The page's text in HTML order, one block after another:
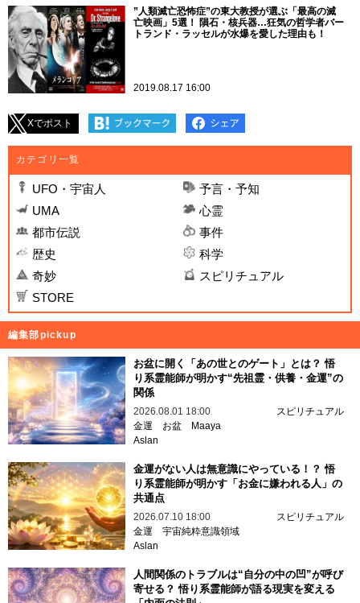
”人類滅亡恐怖症”の東大教授が選ぶ「最高の滅
亡映画」5選！ 隕石・核兵器…狂気の哲学者バー
トランド・ラッセルが水爆を愛した理由も！
2019.08.17 16:00
Xでポスト
カテゴリ一覧
UFO・宇宙人
予言・予知
UMA
心霊
都市伝説
事件
歴史
科学
奇妙
スピリチュアル
STORE
編集部pickup
お盆に開く「あの世とのゲート」とは？ 悟
り系霊能師が明かす“先祖霊・供養・金運”の
関係
2026.08.01 18:00
スピリチュアル
金運
お盆
Maaya
Aslan
金運がない人は無意識にやっている！？ 悟
り系霊能師が明かす「お金に嫌われる人」の
共通点
2026.07.10 18:00
スピリチュアル
金運 宇宙純粋意識領域
Aslan
人間関係のトラブルは“自分の中の凹”が呼び
寄せる？ 悟り系霊能師が語る現実を変える